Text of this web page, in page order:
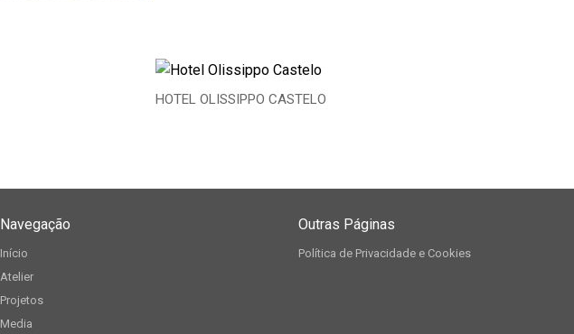
HOTEL OLISSIPPO CASTELO
Navegação
Início
Atelier
Projetos
Media
Outras Páginas
Política de Privacidade e Cookies